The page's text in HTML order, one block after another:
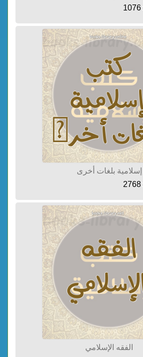
إسلامية بلغات أخرى
الفقه الإسلامي